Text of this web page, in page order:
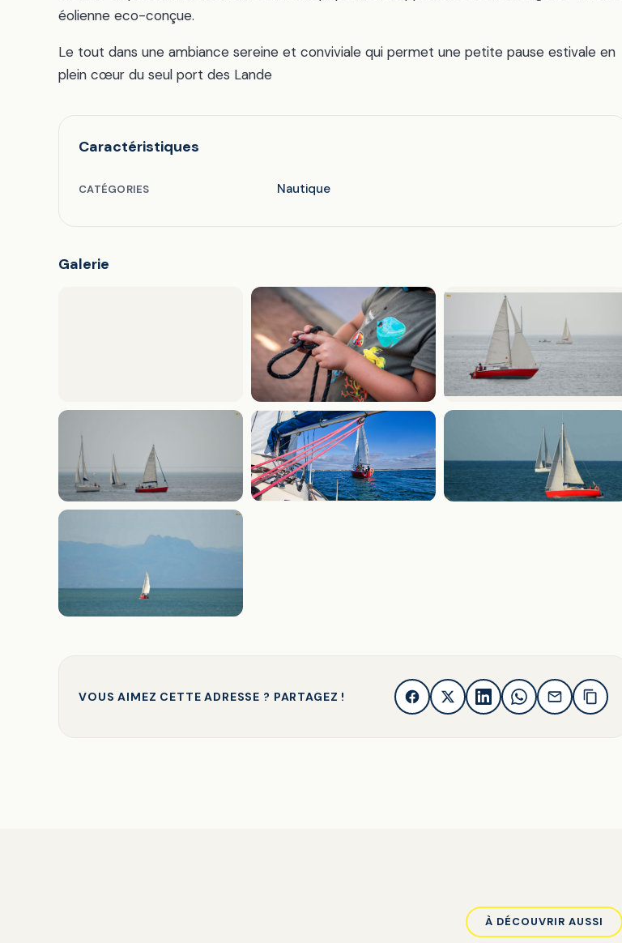
éolienne eco-conçue.
Le tout dans une ambiance sereine et conviviale qui permet une petite pause estivale en
plein cœur du seul port des Lande
Caractéristiques
CATÉGORIES Nautique
Galerie
VOUS AIMEZ CETTE ADRESSE ? PARTAGEZ !
À DÉCOUVRIR AUSSI